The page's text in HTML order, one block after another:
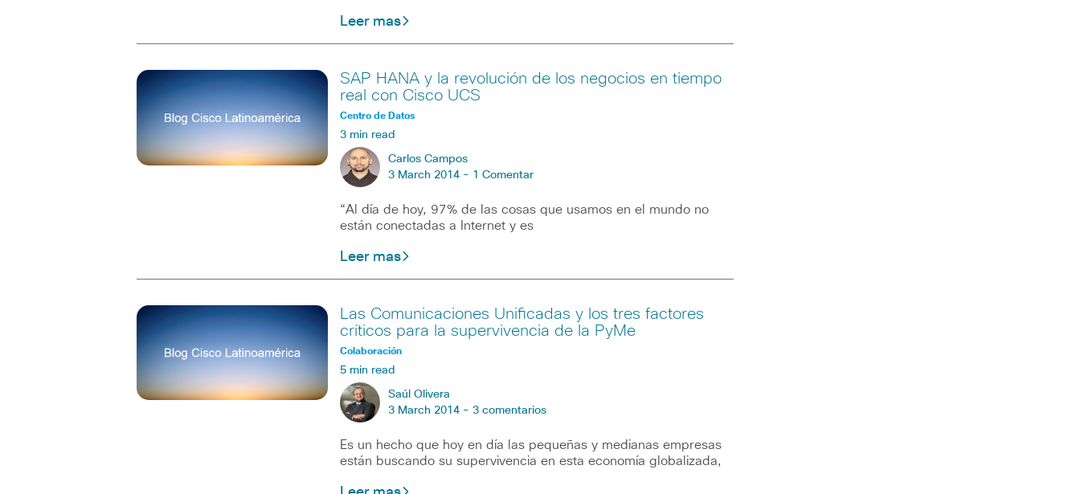
Leer mas
SAP HANA y la revolución de los negocios en tiempo
real con Cisco UCS
Centro de Datos
3 min read
Carlos Campos
3 March 2014 - 1 Comentar
“Al día de hoy, 97% de las cosas que usamos en el mundo no
están conectadas a Internet y es
Leer mas
Las Comunicaciones Unificadas y los tres factores
críticos para la supervivencia de la PyMe
Colaboración
5 min read
Saúl Olivera
3 March 2014 - 3 comentarios
Es un hecho que hoy en día las pequeñas y medianas empresas
están buscando su supervivencia en esta economía globalizada,